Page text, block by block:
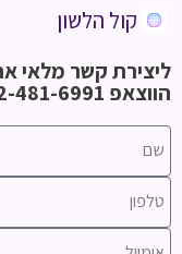
קול הלשון
ליצירת קשר מלאי
הווצאפ 052-481-6991